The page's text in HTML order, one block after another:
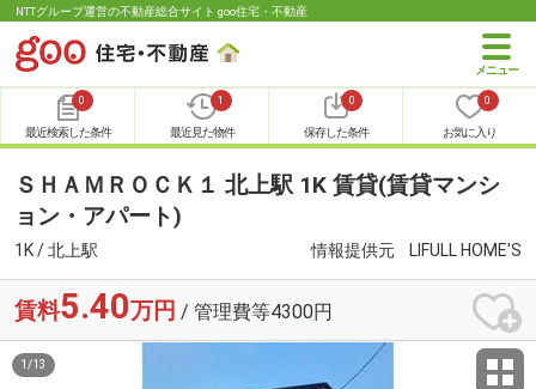
NTTグループ運営の不動産総合サイト goo住宅・不動産
0
最近検索した条件
1
最近見た物件
0
保存した条件
0
お気に入り
ＳＨＡＭＲＯＣＫ１ 北上駅 1K 賃貸(賃貸マンシ
ョン・アパート)
1K / 北上駅 情報提供元 LIFULL HOME'S
賃料5.40万円 / 管理費等4300円
1 /13